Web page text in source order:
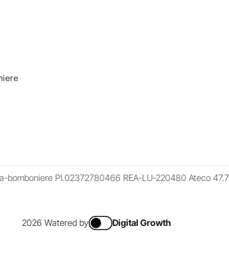
bomboniere PI.02372780466 REA-LU-220480 Ateco
2026 Watered by Digital Growth